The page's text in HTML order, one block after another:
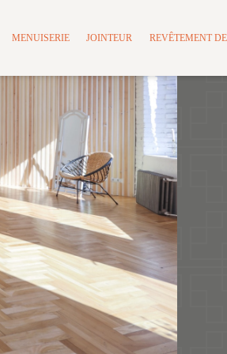
MENUISERIE JOINTEUR REVÊTEMENT